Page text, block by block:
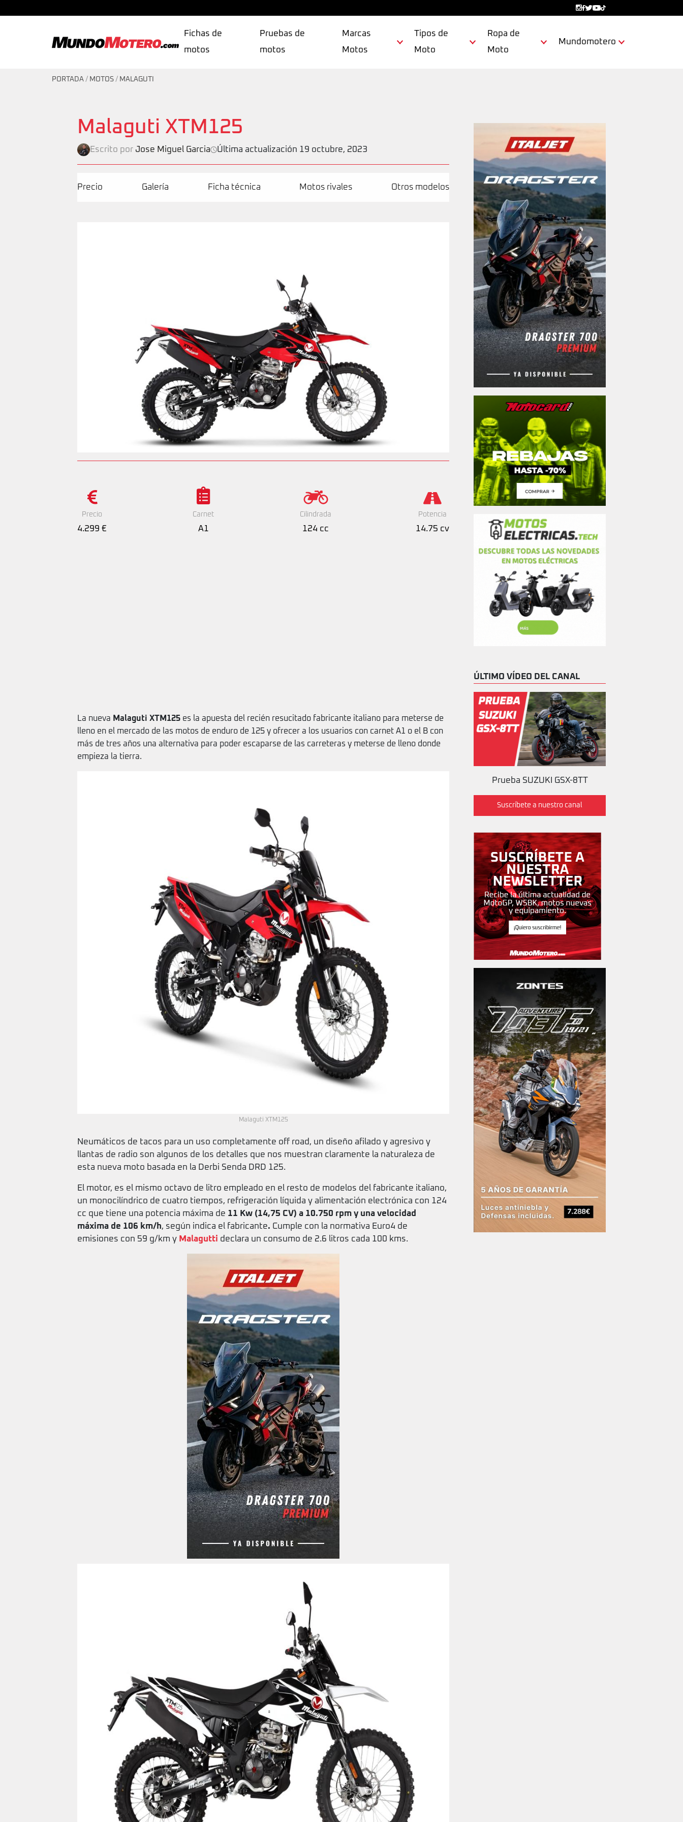
Fichas de
motos
Pruebas de
motos
Marcas
Motos
Tipos de
Moto
Ropa de
Moto
Mundomotero
PORTADA / MOTOS / MALAGUTI
Malaguti XTM125
Escrito por Jose Miguel Garcia Última actualización 19 octubre, 2023
Precio Galería Ficha técnica Motos rivales Otros modelos
Precio
4.299 €
Carnet
A1
Cilindrada
124 cc
Potencia
14.75 cv
La nueva Malaguti XTM125 es la apuesta del recién resucitado fabricante italiano para meterse de
lleno en el mercado de las motos de enduro de 125 y ofrecer a los usuarios con carnet A1 o el B con
más de tres años una alternativa para poder escaparse de las carreteras y meterse de lleno donde
empieza la tierra.
Malaguti XTM125
Neumáticos de tacos para un uso completamente off road, un diseño afilado y agresivo y
llantas de radio son algunos de los detalles que nos muestran claramente la naturaleza de
esta nueva moto basada en la Derbi Senda DRD 125.
El motor, es el mismo octavo de litro empleado en el resto de modelos del fabricante italiano,
un monocilíndrico de cuatro tiempos, refrigeración líquida y alimentación electrónica con 124
cc que tiene una potencia máxima de 11 Kw (14,75 CV) a 10.750 rpm y una velocidad
máxima de 106 km/h, según indica el fabricante. Cumple con la normativa Euro4 de
emisiones con 59 g/km y Malagutti declara un consumo de 2.6 litros cada 100 kms.
ÚLTIMO VÍDEO DEL CANAL
Prueba SUZUKI GSX-8TT
Suscríbete a nuestro canal